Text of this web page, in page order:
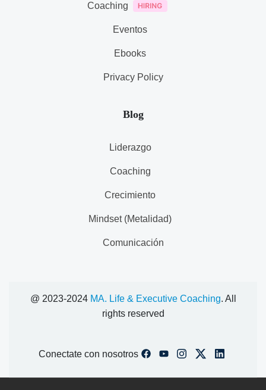
Coaching
Eventos
Ebooks
Privacy Policy
Blog
Liderazgo
Coaching
Crecimiento
Mindset (Metalidad)
Comunicación
@ 2023-2024 MA. Life & Executive Coaching. All
rights reserved
Conectate con nosotros